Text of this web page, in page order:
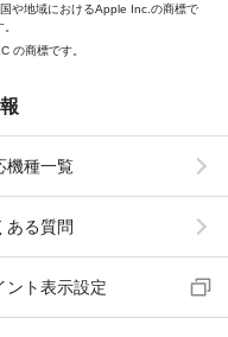
や地域におけるApple Inc.の商標で
の商標です。
機種一覧
ある質問
ント表示設定